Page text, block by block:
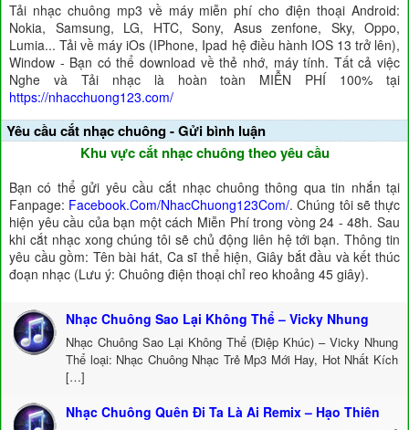
Tải nhạc chuông mp3 về máy miễn phí cho điện thoại Android:
Nokia, Samsung, LG, HTC, Sony, Asus zenfone, Sky, Oppo,
Lumia... Tải về máy iOs (IPhone, Ipad hệ điều hành IOS 13 trở lên),
Window - Bạn có thể download về thẻ nhớ, máy tính. Tất cả việc
Nghe và Tải nhạc là hoàn toàn MIỄN PHÍ 100% tại
https://nhacchuong123.com/
Yêu cầu cắt nhạc chuông - Gửi bình luận
Khu vực cắt nhạc chuông theo yêu cầu
Bạn có thể gửi yêu cầu cắt nhạc chuông thông qua tin nhắn tại
Fanpage: Facebook.Com/NhacChuong123Com/. Chúng tôi sẽ thực
hiện yêu cầu của bạn một cách Miễn Phí trong vòng 24 - 48h. Sau
khi cắt nhạc xong chúng tôi sẽ chủ động liên hệ tới bạn. Thông tin
yêu cầu gồm: Tên bài hát, Ca sĩ thể hiện, Giây bắt đầu và kết thúc
đoạn nhạc (Lưu ý: Chuông điện thoại chỉ reo khoảng 45 giây).
Nhạc Chuông Sao Lại Không Thể – Vicky Nhung
Nhạc Chuông Sao Lại Không Thể (Điệp Khúc) – Vicky Nhung
Thể loại: Nhạc Chuông Nhạc Trẻ Mp3 Mới Hay, Hot Nhất Kích
[…]
Nhạc Chuông Quên Đi Ta Là Ai Remix – Hạo Thiên